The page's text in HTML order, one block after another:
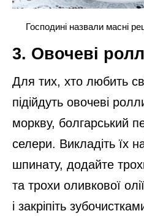
Господині назвали масні
3. Овочеві
Для тих, хто любить
підійдуть овочеві
моркву, болгарський
селери. Викладіть їх
шпинату, додайте
та трохи оливкової
і закріпіть